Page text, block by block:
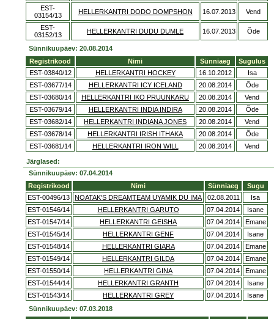
EST-
03154/13
HELLERKANTRI DODO DOMPSHON 16.07.2013 Vend
EST-
03152/13
HELLERKANTRI DUDU DUMLE 16.07.2013 Õde
Sünnikuupäev: 20.08.2014
Registrikood
Nimi Sünniaeg
Sugulus
EST-03840/12
HELLERKANTRI HOCKEY 16.10.2012
Isa
EST-03677/14
HELLERKANTRI ICY ICELAND 20.08.2014
Õde
EST-03680/14
HELLERKANTRI IKO PRUUNKARU 20.08.2014
Vend
EST-03679/14
HELLERKANTRI INDIA INDIRA 20.08.2014
Õde
EST-03682/14
HELLERKANTRI INDIANA JONES 20.08.2014
Vend
EST-03678/14
HELLERKANTRI IRISH ITHAKA 20.08.2014
Õde
EST-03681/14
HELLERKANTRI IRON WILL 20.08.2014 Vend
Järglased:
Sünnikuupäev: 07.04.2014
Registrikood
Nimi Sünniaeg
Sugu
EST-00496/13
NOATAK'S DREAMTEAM UYAMIK DU IMA 02.08.2011
Isa
EST-01546/14
HELLERKANTRI GARUTO 07.04.2014
Isane
EST-01547/14
HELLERKANTRI GEISHA 07.04.2014
Emane
EST-01545/14
HELLERKANTRI GENF 07.04.2014
Isane
EST-01548/14
HELLERKANTRI GIARA 07.04.2014
Emane
EST-01549/14
HELLERKANTRI GILDA 07.04.2014
Emane
EST-01550/14
HELLERKANTRI GINA 07.04.2014
Emane
EST-01544/14
HELLERKANTRI GRANTH 07.04.2014
Isane
EST-01543/14
HELLERKANTRI GREY 07.04.2014
Isane
Sünnikuupäev: 07.03.2018